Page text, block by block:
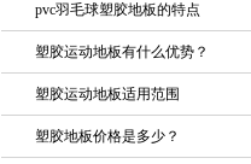
pvc羽毛球塑胶地板的特点
塑胶运动地板有什么优势？
塑胶运动地板适用范围
塑胶地板价格是多少？